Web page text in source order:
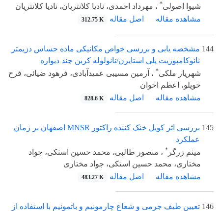
شیوا اصولی* ، مهرداد احمدی، نادیا کلانتریان، نادیا کلانتریان
مشاهده مقاله
اصل مقاله 312.75 K
144 مشخصه یابی و بررسی خواص مکانیکی ماده حساس دزیمتر
نانوکامپوزیت پلی استایرن/نانولوله کربن چند دیواره
شهریار ملکی* ، آرمین مسیبی عمیدآبادی، فرهود ضیائی، فرح
خویلو، اعظم اخوان
مشاهده مقاله
اصل مقاله 828.6 K
145
بررسی اثر کویل خنک کننده راکتور MNSR اصفهان بر زمان
عملکرد
میثم زرگر * ، منصور طالبی، محمد حسین استکی، جواد
مختاری، محمد حسین استکی، جواد مختاری
مشاهده مقاله
اصل مقاله 483.27 K
146 تعیین طیف جرمی و شعاع چارمونیم و باتمونیم با استفاده از